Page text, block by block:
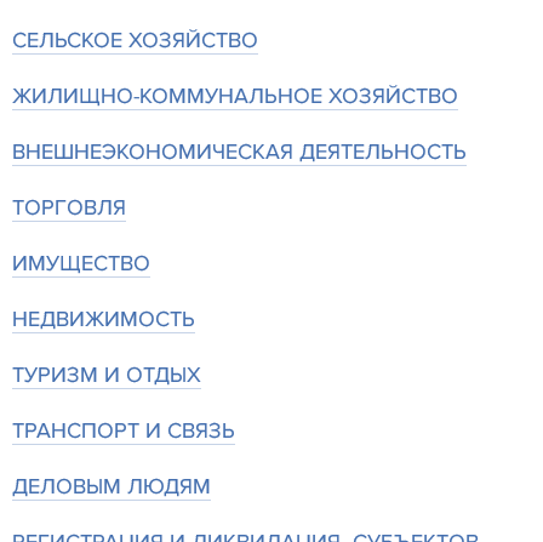
СЕЛЬСКОЕ ХОЗЯЙСТВО
ЖИЛИЩНО-КОММУНАЛЬНОЕ ХОЗЯЙСТВО
ВНЕШНЕЭКОНОМИЧЕСКАЯ ДЕЯТЕЛЬНОСТЬ
ТОРГОВЛЯ
ИМУЩЕСТВО
НЕДВИЖИМОСТЬ
ТУРИЗМ И ОТДЫХ
ТРАНСПОРТ И СВЯЗЬ
ДЕЛОВЫМ ЛЮДЯМ